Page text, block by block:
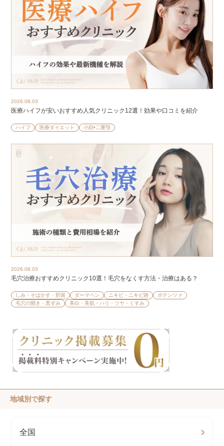
2026.08.03
医療ハイフが安いおすすめ人気クリニック12選！効果や口コミを紹介
ハイフ 医療ダイエット 小顔•二重顎
2026.08.03
毛穴治療おすすめクリニック10選！毛穴をなくす方法・治療はある？
しみ・そばかす・肝斑 ダーマペン ニキビ・ニキビ跡
ポテンツァ
毛穴の開き・黒ずみ
美白・美肌・ハリ・ツヤ・くすみ
地域別で探す
全国